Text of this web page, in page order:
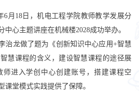
6月 18日，机电工程学院教师教学发展分
中心主题讲座在机械楼2028成功举办。
治龙做了题为《创新知识中心应用+智慧
慧课程的含义，建设智慧课程的途径展
进入学创中心创建账号，搭建课程空
课堂模式实践提供了保障。